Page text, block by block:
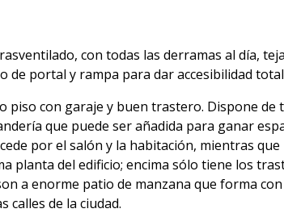
con todas las derramas al día,
de portal y rampa para dar accesibilidad
piso con garaje y buen trastero. Dispone
que puede ser añadida para ganar
por el salón y la habitación, mientras
planta del edificio; encima sólo tiene los
a enorme patio de manzana que forma
calles de la ciudad.